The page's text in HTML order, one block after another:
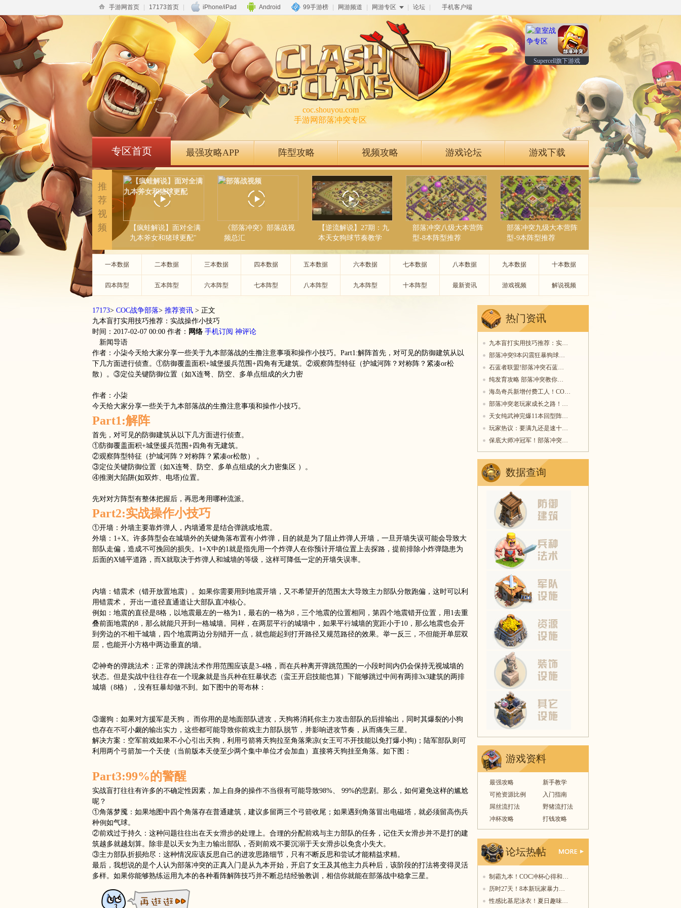
手游网首页 17173首页 iPhone/iPad Android 99手游榜 网游频道 网游专区 论坛 手机客户端
coc.shouyou.com
手游网部落冲突专区
Supercell旗下游戏
专区首页 最强攻略APP 阵型攻略 视频攻略 游戏论坛 游戏下载
推
荐
视
频
【疯蛙解说】面对全满
九本斧女和猪球更配"
《部落冲突》部落战视
频总汇
【逆流解说】27期：九
本天女狗球节奏教学
部落冲突八级大本营阵
型-8本阵型推荐
部落冲突九级大本营阵
型-9本阵型推荐
一本数据 二本数据 三本数据 四本数据 五本数据 六本数据 七本数据 八本数据 九本数据 十本数据
四本阵型 五本阵型 六本阵型 七本阵型 八本阵型 九本阵型 十本阵型 最新资讯 游戏视频 解说视频
17173> COC战争部落> 推荐资讯 > 正文
九本盲打实用技巧推荐：实战操作小技巧
时间：2017-02-07 00:00 作者： 网络 手机订阅 神评论
新闻导语
‍作者：小柒今天给大家分享一些关于九本部落战的生撸注意事项和操作小技巧。Part1:解阵首先，对可见的防御建筑从以
下几方面进行侦查。①防御覆盖面积+城堡援兵范围+四角有无建筑。②观察阵型特征（护城河阵？对称阵？紧凑or松
散）。③定位关键防御位置（如X连弩、防空、多单点组成的火力密
作者：小柒
今天给大家分享一些关于九本部落战的生撸注意事项和操作小技巧。
Part1:解阵
首先，对可见的防御建筑从以下几方面进行侦查。
①防御覆盖面积+城堡援兵范围+四角有无建筑。
②观察阵型特征（护城河阵？对称阵？紧凑or松散） 。
③定位关键防御位置（如X连弩、防空、多单点组成的火力密集区 ）。
④推测大陷阱(如双炸、电塔)位置。
先对对方阵型有整体把握后，再思考用哪种流派。
Part2:实战操作小技巧
①开墙：外墙主要靠炸弹人，内墙通常是结合弹跳或地震。
外墙：1+X。许多阵型会在城墙外的关键角落布置有小炸弹，目的就是为了阻止炸弹人开墙，一旦开墙失误可能会导致大
部队走偏，造成不可挽回的损失。1+X中的1就是指先用一个炸弹人在你预计开墙位置上去探路，提前排除小炸弹隐患为
后面的X铺平道路，而X就取决于炸弹人和城墙的等级，这样可降低一定的开墙失误率。
内墙：错震术（错开放置地震）。如果你需要用到地震开墙，又不希望开的范围太大导致主力部队分散跑偏，这时可以利
用错震术， 开出一道径直通道让大部队直冲核心。
例如：地震的直径是8格，以地震最左的一格为1，最右的一格为8，三个地震的位置相同，第四个地震错开位置，用1去重
叠前面地震的8，那么就能只开到一格城墙。同样，在两层平行的城墙中，如果平行城墙的宽距小于10，那么地震也会开
到旁边的不相干城墙，四个地震两边分别错开一点，就也能起到打开路径又规范路径的效果。举一反三，不但能开单层双
层，也能开小方格中两边垂直的墙。
②神奇的弹跳法术：正常的弹跳法术作用范围应该是3-4格，而在兵种离开弹跳范围的一小段时间内仍会保持无视城墙的
状态。但是实战中往往存在一个现象就是当兵种在狂暴状态（蛮王开启技能也算）下能够跳过中间有两排3x3建筑的两排
城墙（8格），没有狂暴却做不到。如下图中的哥布林：
③遛狗：如果对方援军是天狗， 而你用的是地面部队进攻，天狗将消耗你主力攻击部队的后排输出，同时其爆裂的小狗
也存在不可小觑的输出实力，这些都可能导致你前戏主力部队脱节，并影响进攻节奏，从而痛失三星。
解决方案：空军前戏如果不小心引出天狗，利用弓箭将天狗拉至角落乘凉(女王可不开技能以免打爆小狗)；陆军部队则可
利用两个弓箭加一个天使（当前版本天使至少两个集中单位才会加血）直接将天狗挂至角落。如下图：
Part3:99%的警醒
实战盲打往往有许多的不确定性因素，加上自身的操作不当很有可能导致98%、 99%的悲剧。那么，如何避免这样的尴尬
呢？
①角落梦魇：如果地图中四个角落存在普通建筑，建议多留两三个弓箭收尾；如果遇到角落冒出电磁塔，就必须留高伤兵
种例如气球。
②前戏过于持久：这种问题往往出在天女滑步的处理上。合理的分配前戏与主力部队的任务，记住天女滑步并不是打的建
筑越多就越划算。除非是以天女为主力输出部队，否则前戏不要沉溺于天女滑步以免贪小失大。
③主力部队折损殆尽：这种情况应该反思自己的进攻思路细节，只有不断反思和尝试才能精益求精。
最后，我想说的是个人认为部落冲突的正真入门是从九本开始，开启了女王及其他主力兵种后，该阶段的打法将变得灵活
多样。如果你能够熟练运用九本的各种看阵解阵技巧并不断总结经验教训，相信你就能在部落战中稳拿三星。
热门资讯
九本盲打实用技巧推荐：实…
部落冲突9本闪震狂暴狗球…
石蓝者联盟!部落冲突石蓝…
纯发育攻略 部落冲突教你…
海岛奇兵新增付费工人！CO…
部落冲突老玩家成长之路！…
天女纯武神完爆11本回型阵…
玩家热议：要满九还是速十…
保底大师冲冠军！部落冲突…
数据查询
游戏资料
最强攻略
新手教学
可抢资源比例
入门指南
屌丝流打法
野猪流打法
冲杯攻略
打钱攻略
论坛热帖
制霸九本！COC冲杯心得和…
历时27天！8本新玩家暴力…
性感比基尼泳衣！夏日趣味…